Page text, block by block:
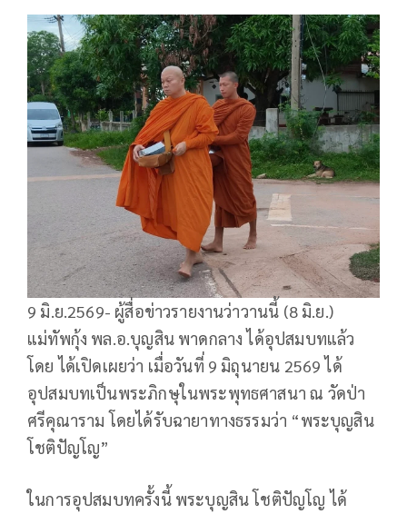
9 มิ.ย.2569- ผู้สื่อข่าวรายงานว่าวานนี้ (8 มิ.ย.)
แม่ทัพกุ้ง พล.อ.บุญสิน พาดกลาง ได้อุปสมบทแล้ว
โดย ได้เปิดเผยว่า เมื่อวันที่ 9 มิถุนายน 2569 ได้
อุปสมบทเป็นพระภิกษุในพระพุทธศาสนา ณ วัดป่า
ศรีคุณาราม โดยได้รับฉายาทางธรรมว่า “พระบุญสิน
โชติปัญโญ”
ในการอุปสมบทครั้งนี้ พระบุญสิน โชติปัญโญ ได้